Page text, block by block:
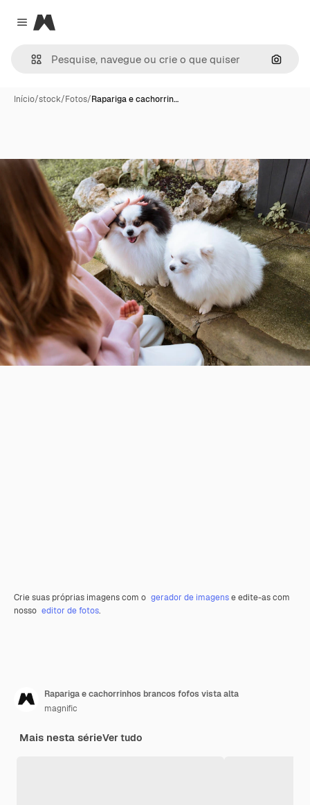
Close menu
Magnific
Início/stock/Fotos/Rapariga e cachorrin…
Crie suas próprias imagens com o gerador de imagense edite-as com
nosso editor de fotos.
Rapariga e cachorrinhos brancos fofos vista alta
magnific
Mais nesta sérieVer tudo